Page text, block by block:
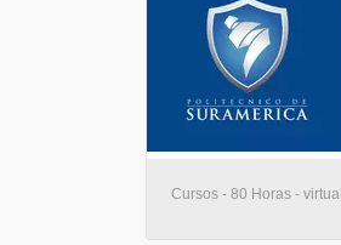
Cursos - 80 Horas - virtual